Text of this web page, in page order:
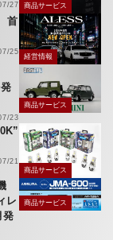
27 商品サービス
首
25
経営情報
23
商品サービス
21
商品サービス
レ
発
商品サービス